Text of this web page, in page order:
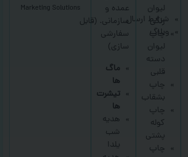
شرایط ارسال
وبلاگ
لیوان
رنگی
چاپ
لیوان
دسته
قلبی
چاپ
بشقاب
چاپ
کوله
پشتی
چاپ
عمده و
سازمانی. (قابل
سفارشی
سازی)
ماگ
ها
تیشرت
ها
هدیه
شب
یلدا
Marketing Solutions